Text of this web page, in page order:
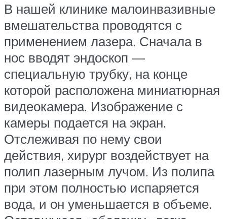
В нашей клинике малоинвазивные
вмешательства проводятся с
применением лазера. Сначала в
нос вводят эндоскоп —
специальную трубку, на конце
которой расположена миниатюрная
видеокамера. Изображение с
камеры подается на экран.
Отслеживая по нему свои
действия, хирург воздействует на
полип лазерным лучом. Из полипа
при этом полностью испаряется
вода, и он уменьшается в объеме.